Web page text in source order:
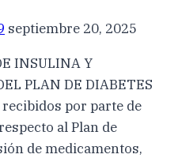
septiembre 20, 2025
INSULINA Y
PLAN DE DIABETES
por parte de
al Plan de
de medicamentos,